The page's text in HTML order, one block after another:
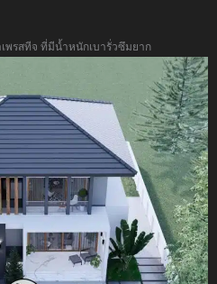
พรสทีจ ที่มีน้ำหนักเบารั่วซึมยาก